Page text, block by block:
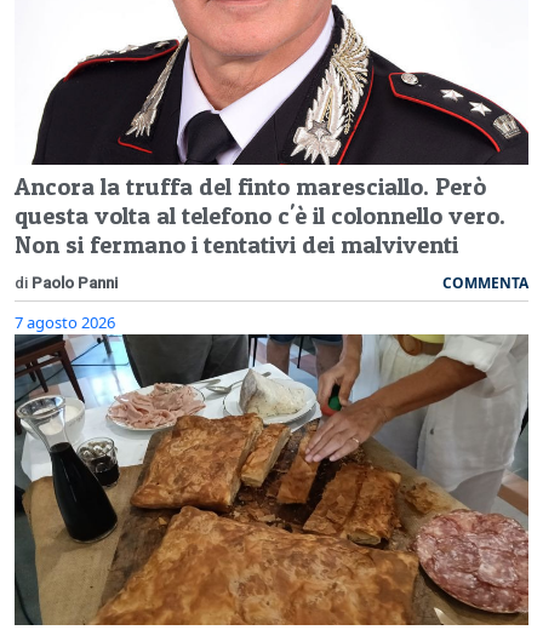
Ancora la truffa del finto maresciallo. Però
questa volta al telefono c'è il colonnello vero.
Non si fermano i tentativi dei malviventi
di Paolo Panni COMMENTA
7 agosto 2026